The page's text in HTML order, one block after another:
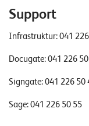
Support
Infrastruktur:041
Docugate:041 226
Signgate:041 226 50
Sage:041 226 50 55